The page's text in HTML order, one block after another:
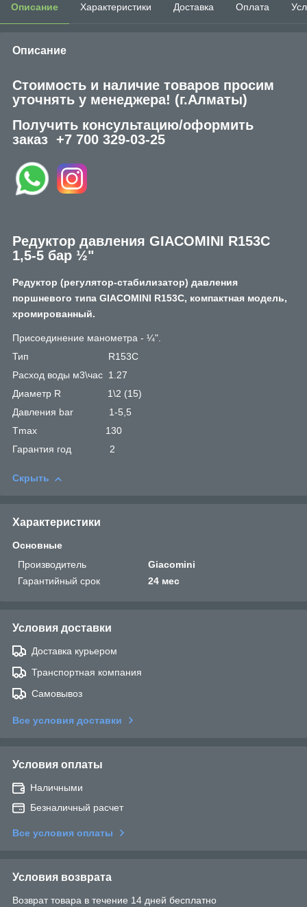
Описание Характеристики Доставка Оплата
Описание
Стоимость и наличие товаров просим
уточнять у менеджера! (г.Алматы)
Получить консультацию/оформить
заказ +7 700 329-03-25
Редуктор давления GIACOMINI R153C
1,5-5 бар ½"
Редуктор (регулятор-стабилизатор) давления
поршневого типа GIACOMINI R153C, компактная модель,
хромированный.
Присоединение манометра - ¼".
Тип R153C
Расход воды м3\час 1.27
Диаметр R 1\2 (15)
Давления bar 1-5,5
Tmax 130
Гарантия год 2
Скрыть
Характеристики
Основные
Производитель
Giacomini
Гарантийный срок
24 мес
Условия доставки
Доставка курьером
Транспортная компания
Самовывоз
Все условия доставки
Условия оплаты
Наличными
Безналичный расчет
Все условия оплаты
Условия возврата
Возврат товара в течение 14 дней бесплатно